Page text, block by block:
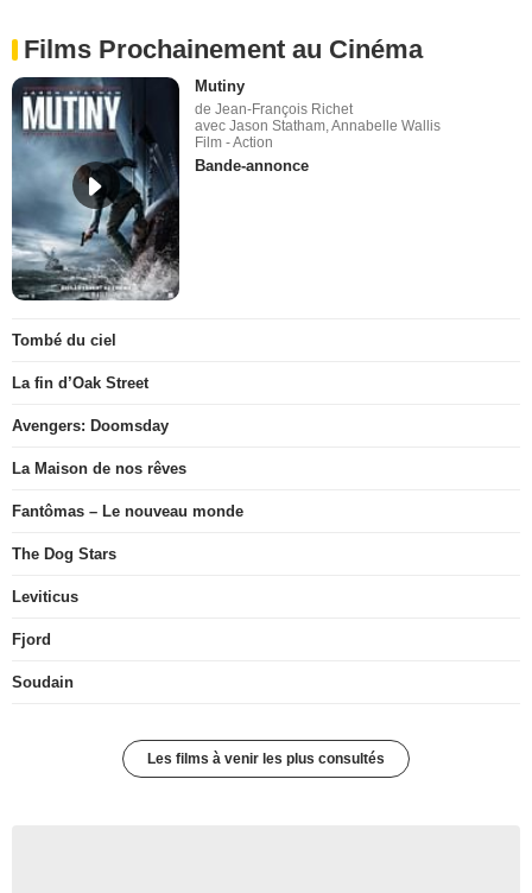
Films Prochainement au Cinéma
Mutiny
de Jean-François Richet
avec Jason Statham, Annabelle Wallis
Film - Action
Bande-annonce
Tombé du ciel
La fin d’Oak Street
Avengers: Doomsday
La Maison de nos rêves
Fantômas – Le nouveau monde
The Dog Stars
Leviticus
Fjord
Soudain
Les films à venir les plus consultés